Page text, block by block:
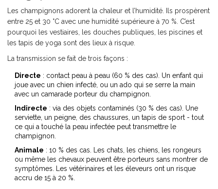
Les champignons adorent la chaleur et l’humidité. Ils prospèrent
entre 25 et 30 °C avec une humidité supérieure à 70 %. C’est
pourquoi les vestiaires, les douches publiques, les piscines et
les tapis de yoga sont des lieux à risque.
La transmission se fait de trois façons :
Directe : contact peau à peau (60 % des cas). Un enfant qui
joue avec un chien infecté, ou un ado qui se serre la main
avec un camarade porteur du champignon.
Indirecte : via des objets contaminés (30 % des cas). Une
serviette, un peigne, des chaussures, un tapis de sport - tout
ce qui a touché la peau infectée peut transmettre le
champignon.
Animale : 10 % des cas. Les chats, les chiens, les rongeurs
ou même les chevaux peuvent être porteurs sans montrer de
symptômes. Les vétérinaires et les éleveurs ont un risque
accru de 15 à 20 %.